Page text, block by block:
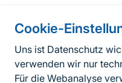
Cookie-
Uns ist Datenschutz
verwenden wir nur
Für die Webanalyse
Informationen
Fußzeile